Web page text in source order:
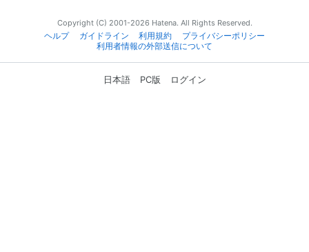
Copyright (C) 2001-2026 Hatena. All Rights Reserved.
ヘルプ
ガイドライン 利用規約
プライバシーポリシー
利用者情報の外部送信について
日本語 PC版 ログイン